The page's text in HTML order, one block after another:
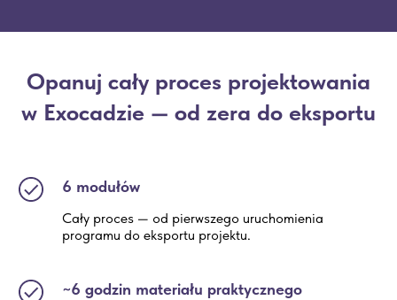
Opanuj cały proces projektowania
w Exocadzie — od zera do eksportu
6 modułów
Cały proces — od pierwszego uruchomienia
programu do eksportu projektu.
~6 godzin materiału praktycznego